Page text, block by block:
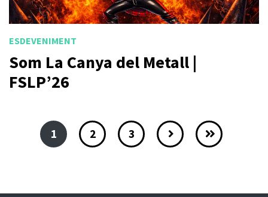
ESDEVENIMENT
Som La Canya del Metall |
FSLP’26
1 2 3